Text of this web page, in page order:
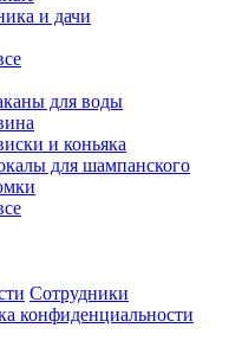
и дачи
для воды
и коньяка
для шампанского
Сотрудники
конфиденциальности